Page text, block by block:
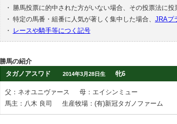
・ 勝馬投票に的中された方がいない場合、その投票法に投
・ 特定の馬番・組番に人気が著しく集中した場合、 JRAプ
・
レースや騎手等につく記号
勝馬の紹介
タガノアスワド
2014年3月28日生 牝6
父：ネオユニヴァース
母：エイシンミュー
馬主：八木 良司
生産牧場：(有)新冠タガノファーム